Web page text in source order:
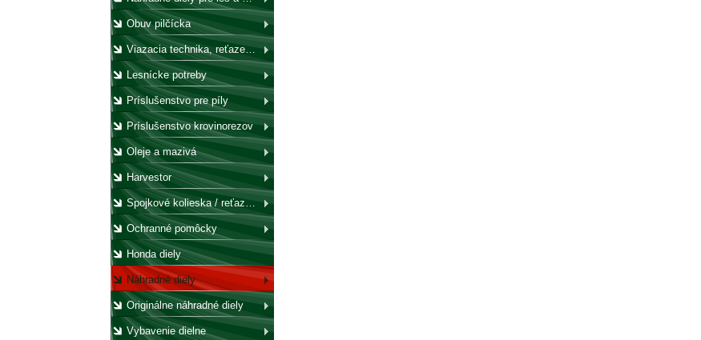
Obuv pilčícka
Viazacia technika, reťaze, laná, háky, kladky
Lesnícke potreby
Príslušenstvo pre píly
Príslušenstvo krovinorezov
Oleje a mazivá
Harvestor
Spojkové kolieska / reťazovky
Ochranné pomôcky
Honda diely
Náhradné diely
Originálne náhradné diely
Vybavenie dielne